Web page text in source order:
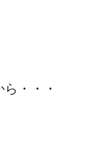
・・・